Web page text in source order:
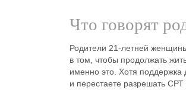
Что говорят
Родители 21-летней
в том, чтобы продолжать
именно это. Хотя поддержка
и перестаете разрешать